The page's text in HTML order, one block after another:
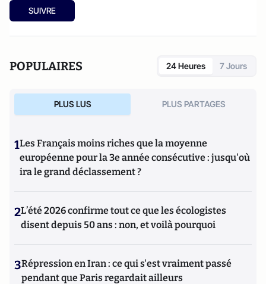
SUIVRE
POPULAIRES 24 Heures 7 Jours
PLUS LUS PLUS PARTAGES
1Les Français moins riches que la moyenne
européenne pour la 3e année consécutive : jusqu'où
ira le grand déclassement ?
2L’été 2026 confirme tout ce que les écologistes
disent depuis 50 ans : non, et voilà pourquoi
3Répression en Iran : ce qui s'est vraiment passé
pendant que Paris regardait ailleurs